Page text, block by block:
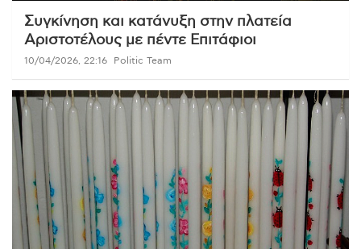
Συγκίνηση και κατάνυξη στην πλατεία
Αριστοτέλους με πέντε Επιτάφιοι
10/04/2026, 22:16 Politic Team